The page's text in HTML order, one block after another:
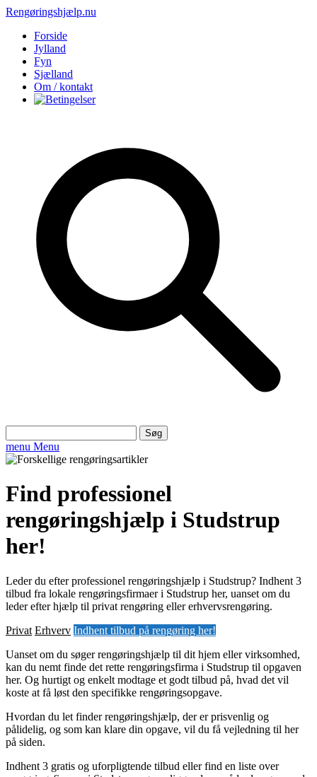
Rengøringshjælp.nu
Forside
Jylland
Fyn
Sjælland
Om / kontakt
efter:
menu Menu
Find professionel
rengøringshjælp i Studstrup
her!
Leder du efter professionel rengøringshjælp i Studstrup? Indhent 3
tilbud fra lokale rengøringsfirmaer i Studstrup her, uanset om du
leder efter hjælp til privat rengøring eller erhvervsrengøring.
Privat Erhverv Indhent tilbud på rengøring her!
Uanset om du søger rengøringshjælp til dit hjem eller virksomhed,
kan du nemt finde det rette rengøringsfirma i Studstrup til opgaven
her. Og hurtigt og enkelt modtage et godt tilbud på, hvad det vil
koste at få løst den specifikke rengøringsopgave.
Hvordan du let finder rengøringshjælp, der er prisvenlig og
pålidelig, og som kan klare din opgave, vil du få vejledning til her
på siden.
Indhent 3 gratis og uforpligtende tilbud eller find en liste over